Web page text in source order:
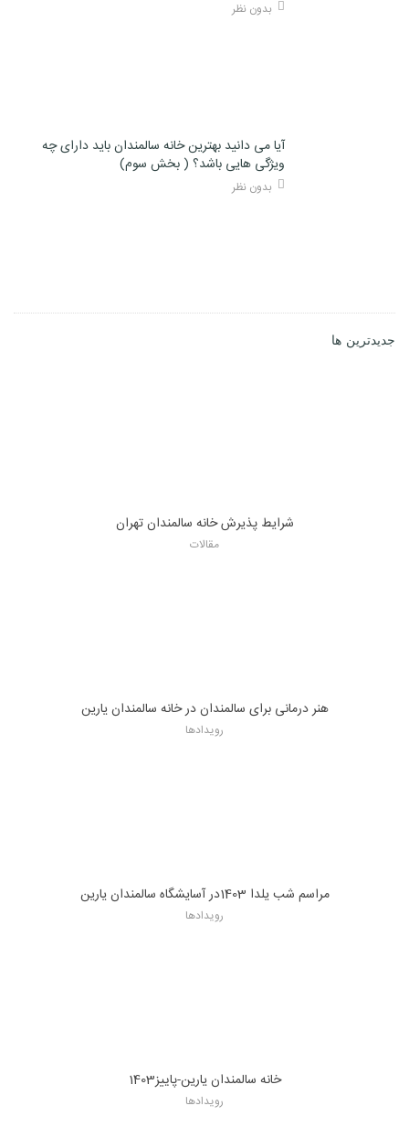
بدون نظر
آیا می دانید بهترین خانه سالمندان باید دارای چه
ویژگی هایی باشد؟ ( بخش سوم)
بدون نظر
جدیدترین ها
شرایط پذیرش خانه سالمندان تهران
مقالات
هنر درمانی برای سالمندان در خانه سالمندان یارین
رویدادها
مراسم شب یلدا 1403در آسایشگاه سالمندان یارین
رویدادها
خانه سالمندان یارین-پاییز1403
رویدادها